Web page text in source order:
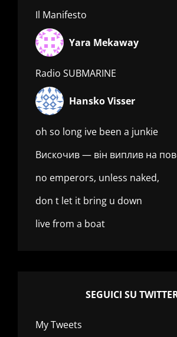
Il Manifesto
Yara Mekaway
Radio SUBMARINE
Hansko Visser
oh so long ive been a junkie
Вискочив — він виплив на
no emperors, unless naked,
don t let it bring u down
live from a boat
SEGUICI SU
My Tweets